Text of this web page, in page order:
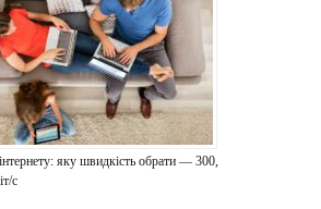
яку швидкість обрати — 300,
с